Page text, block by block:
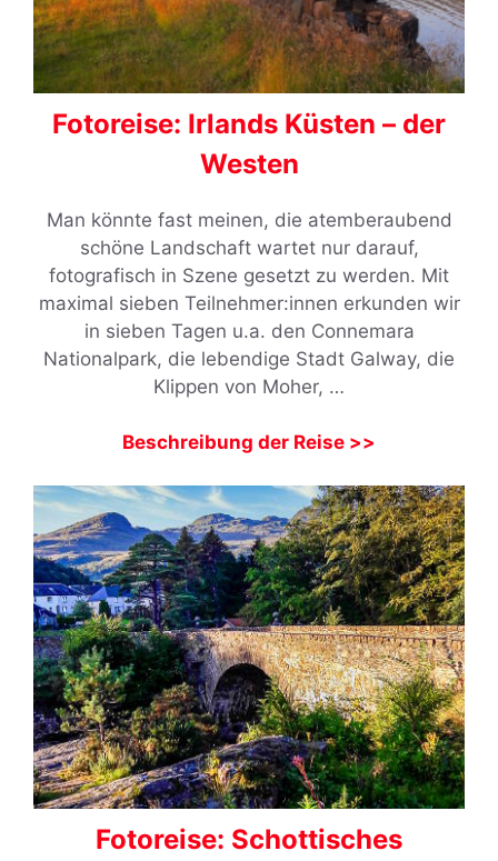
Fotoreise: Irlands Küsten – der
Westen
Man könnte fast meinen, die atemberaubend
schöne Landschaft wartet nur darauf,
fotografisch in Szene gesetzt zu werden. Mit
maximal sieben Teilnehmer:innen erkunden wir
in sieben Tagen u.a. den Connemara
Nationalpark, die lebendige Stadt Galway, die
Klippen von Moher, …
Beschreibung der Reise >>
Fotoreise: Schottisches